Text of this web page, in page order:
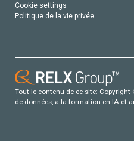
Cookie settings
Politique de la vie privée
Tout le contenu de ce site:
de données, a la formation en IA et